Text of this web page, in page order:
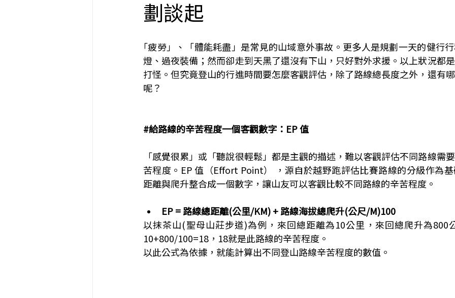
劃談起
｢疲勞」、「體能耗盡」是常見的山域意外事故。更多人是規劃一天的健行
燈、過夜裝備；然而卻走到天黑了還沒有下山，只好對外求援。以上狀況都
打怪。但究竟登山的行進時間要怎麼客觀評估，除了路線總長度之外，還有
呢？
#給路線的辛苦程度一個客觀數字 ：EP 值
「感覺很累」或「聽說很輕鬆」都是主觀的描述，難以客觀評估不同路線需
苦程度。EP 值（Effort Point） ，源自於越野跑評估比賽路線的分級作為
距離與爬升整合成一個數字，讓山友可以客觀比較不同路線的辛苦程度。
EP = 路線總距離(公里/KM) + 路線海拔總爬升(公尺/M)100
以抹茶山(聖母山莊步道)為例，來回總距離為10公里，來回總爬升為800
10+800/100=18，18就是此路線的辛苦程度。
以此公式為依據，就能計算出不同登山路線辛苦程度的數值。